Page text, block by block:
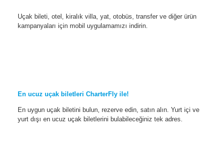
Uçak bileti, otel, kiralık villa, yat, otobüs, transfer ve diğer ürün
kampanyaları için mobil uygulamamızı indirin.
En ucuz uçak biletleri CharterFly ile!
En uygun uçak biletini bulun, rezerve edin, satın alın. Yurt içi ve
yurt dışı en ucuz uçak biletlerini bulabileceğiniz tek adres.